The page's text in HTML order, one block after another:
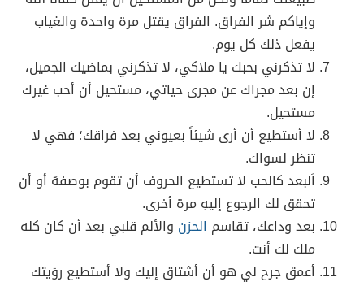
وإياكم شر الفراق. الفراق يقتل مرة واحدة والغياب
يفعل ذلك كل يوم.
لا تذكرني بحبك يا ملاكي، لا تذكرني بماضيك الجميل،
إن بعد مجراك عن مجرى حياتي، مستحيل أن أحب غيرك
مستحيل.
لا أستطيع أن أرى شيئاً بعيوني بعد فراقك؛ فهي لا
تنظر لسواك.
اَلبعد كالحب لا تستطيع الحروف أن تقوم بوصفهُ أو أن
تحقق لك الرجوع إليهِ مرة أخرى.
بعد وداعك، تقاسم الحزن والألم قلبي بعد أن كان كله
ملك لك أنت.
أعمق جرح لي هو أن أشتاق إليك ولا أستطيع رؤيتك